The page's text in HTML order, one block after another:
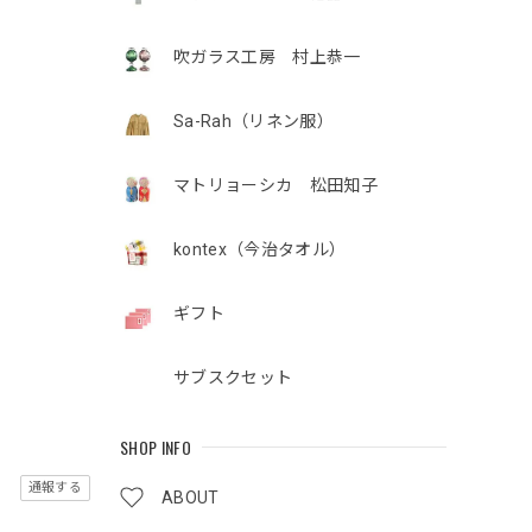
吹ガラス工房 村上恭一
Sa-Rah（リネン服）
マトリョーシカ 松田知子
kontex（今治タオル）
ギフト
サブスクセット
SHOP INFO
ABOUT
通報する